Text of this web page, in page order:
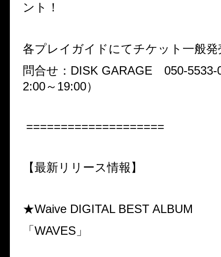
ント！
各プレイガイドにてチケット一般発
問合せ：DISK GARAGE 050-5533-
2:00～19:00）
====================
【最新リリース情報】
★Waive DIGITAL BEST ALBUM
「WAVES」